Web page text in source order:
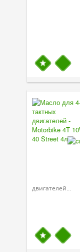
двигателей...